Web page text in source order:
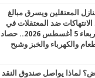
المعتقلين ويسرق مبالغ
ضد المعتقلات في
سجن العاشر نساء.. الأربعاء 5 أغسطس 2026.. حصاد
والكهرباء والخبز وشبح
لماذا يواصل صندوق النقد